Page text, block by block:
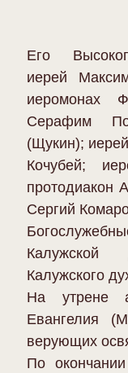
Его
иерей
иеромонах
Серафим
(Щукин);
Кочубей;
протодиакон
Сергий
Калужского
На утрене
Евангелия
верующих
По